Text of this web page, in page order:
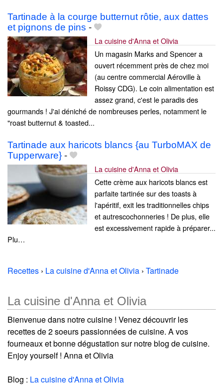
Tartinade à la courge butternut rôtie, aux dattes
et pignons de pins -
La cuisine d'Anna et Olivia
Un magasin Marks and Spencer a
ouvert récemment près de chez moi
(au centre commercial Aéroville à
Roissy CDG). Le coin alimentation est
assez grand, c'est le paradis des
gourmands ! J'ai déniché de nombreuses perles, notamment le
"roast butternut & toasted...
Tartinade aux haricots blancs {au TurboMAX de
Tupperware} -
La cuisine d'Anna et Olivia
Cette crème aux haricots blancs est
parfaite tartinée sur des toasts à
l'apéritif, exit les traditionnelles chips
et autrescochonneries ! De plus, elle
est excessivement rapide à préparer...
Plu…
Recettes › La cuisine d'Anna et Olivia › Tartinade
La cuisine d'Anna et Olivia
Bienvenue dans notre cuisine ! Venez découvrir les
recettes de 2 soeurs passionnées de cuisine. A vos
fourneaux et bonne dégustation sur notre blog de cuisine.
Enjoy yourself ! Anna et Olivia
Blog : La cuisine d'Anna et Olivia